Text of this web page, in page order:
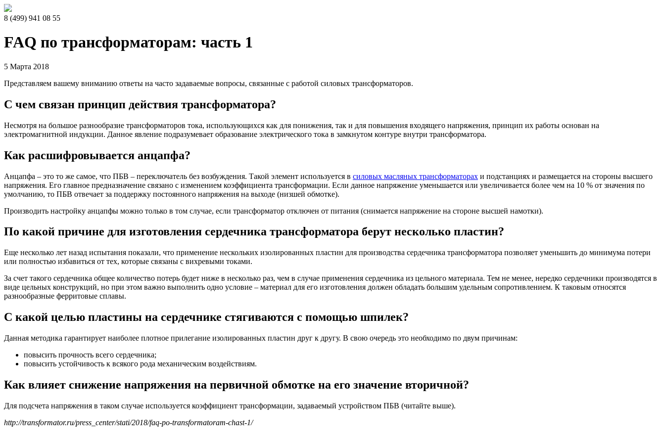
8 (499) 941 08 55
FAQ по трансформаторам: часть 1
5 Марта 2018
Представляем вашему вниманию ответы на часто задаваемые вопросы, связанные с работой силовых трансформаторов.
С чем связан принцип действия трансформатора?
Несмотря на большое разнообразие трансформаторов тока, использующихся как для понижения, так и для повышения входящего напряжения, принцип их работы основан на
электромагнитной индукции. Данное явление подразумевает образование электрического тока в замкнутом контуре внутри трансформатора.
Как расшифровывается анцапфа?
Анцапфа – это то же самое, что ПБВ – переключатель без возбуждения. Такой элемент используется в силовых масляных трансформаторах и подстанциях и размещается на стороны высшего
напряжения. Его главное предназначение связано с изменением коэффициента трансформации. Если данное напряжение уменьшается или увеличивается более чем на 10 % от значения по
умолчанию, то ПБВ отвечает за поддержку постоянного напряжения на выходе (низшей обмотке).
Производить настройку анцапфы можно только в том случае, если трансформатор отключен от питания (снимается напряжение на стороне высшей намотки).
По какой причине для изготовления сердечника трансформатора берут несколько пластин?
Еще несколько лет назад испытания показали, что применение нескольких изолированных пластин для производства сердечника трансформатора позволяет уменьшить до минимума потери
или полностью избавиться от тех, которые связаны с вихревыми токами.
За счет такого сердечника общее количество потерь будет ниже в несколько раз, чем в случае применения сердечника из цельного материала. Тем не менее, нередко сердечники производятся в
виде цельных конструкций, но при этом важно выполнить одно условие – материал для его изготовления должен обладать большим удельным сопротивлением. К таковым относятся
разнообразные ферритовые сплавы.
С какой целью пластины на сердечнике стягиваются с помощью шпилек?
Данная методика гарантирует наиболее плотное прилегание изолированных пластин друг к другу. В свою очередь это необходимо по двум причинам:
повысить прочность всего сердечника;
повысить устойчивость к всякого рода механическим воздействиям.
Как влияет снижение напряжения на первичной обмотке на его значение вторичной?
Для подсчета напряжения в таком случае используется коэффициент трансформации, задаваемый устройством ПБВ (читайте выше).
http://transformator.ru/press_center/stati/2018/faq-po-transformatoram-chast-1/